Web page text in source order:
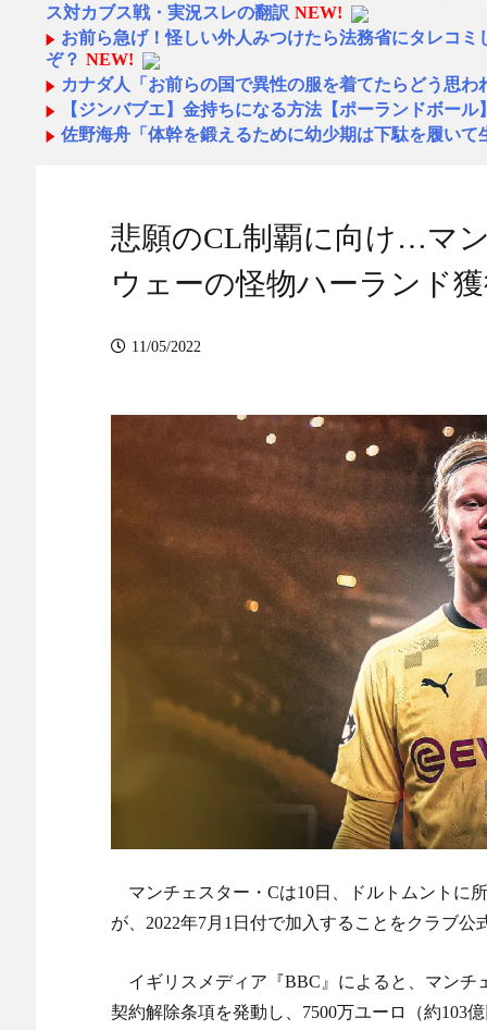
ス対カブス戦・実況スレの翻訳 NEW!
お前ら急げ！怪しい外人みつけたら法務省にタレコミ
ぞ？ NEW!
カナダ人「お前らの国で異性の服を着てたらどう思わ
【ジンバブエ】金持ちになる方法【ポーランドボール】
佐野海舟「体幹を鍛えるために幼少期は下駄を履いて
HRC（ホンダ・レーシング）折原氏「以前のF1プロ
人か呼び戻しました」 NEW!
韓国人「日本ではテーブルに肘をついてはいけない？
に厳格すぎて韓国人が衝撃！」→「これが日本の食事
結果まさかの『こう』なってしまうw w w w w w w
結果まさかの『こう』なってしまうw w w w w w w
韓国人「日本には韓国みたいなドラッグストアがない
くて仕方がないんだそうです」
NEW!
ほしのあき49歳、ミニ丈ワンピ姿にネット衝撃...
【感動】長友（39）、4年前の長友に「お前辞めなく
い景色が見れたぞ」
NEW!
海外「ディズニーがゴミのようだ！」日本がアニメ
NEW!
海外「ディズニーがゴミのようだ！」日本がアニメ化
ついに来ちゃったの？アメリカでヒューマノイドロ
本田圭佑のW杯と移民問題に関する投稿に批判殺到
か？」「ネタにするな」 釈明も火に油 NEW!
【海外の反応】日本人は本当にこの膨大な数の漢字を
日本人がアメリカで歴史的快挙！中国人「恐ろしす
能なのか？」「サッカーで例えるなら…」【海外の反応
日本人がアメリカで歴史的快挙！中国人「恐ろしす
能なのか？」「サッカーで例えるなら…」【海外の反応
守り切る！
The Show Must Go On: Coping with Success and
悲願のCL制覇に向け…マ
ウェーの怪物ハーランド
11/05/2022
マンチェスター・Cは10日、ドルトムントに
が、2022年7月1日付で加入することをクラブ公
イギリスメディア『BBC』によると、マンチ
契約解除条項を発動し、7500万ユーロ（約103